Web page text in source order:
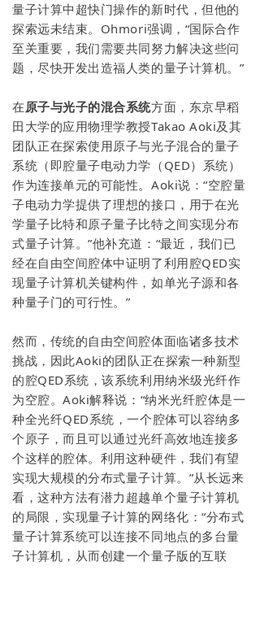
量子计算中超快门操作的新时代，但他的
探索远未结束。Ohmori强调，“国际合作
至关重要，我们需要共同努力解决这些问
题，尽快开发出造福人类的量子计算机。”
在原子与光子的混合系统方面，东京早稻
田大学的应用物理学教授Takao Aoki及其
团队正在探索使用原子与光子混合的量子
系统（即腔量子电动力学（QED）系统）
作为连接单元的可能性。Aoki说：“空腔量
子电动力学提供了理想的接口，用于在光
学量子比特和原子量子比特之间实现分布
式量子计算。”他补充道：“最近，我们已
经在自由空间腔体中证明了利用腔QED实
现量子计算机关键构件，如单光子源和各
种量子门的可行性。”
然而，传统的自由空间腔体面临诸多技术
挑战，因此Aoki的团队正在探索一种新型
的腔QED系统，该系统利用纳米级光纤作
为空腔。Aoki解释说：“纳米光纤腔体是一
种全光纤QED系统，一个腔体可以容纳多
个原子，而且可以通过光纤高效地连接多
个这样的腔体。利用这种硬件，我们有望
实现大规模的分布式量子计算。”从长远来
看，这种方法有潜力超越单个量子计算机
的局限，实现量子计算的网络化：“分布式
量子计算系统可以连接不同地点的多台量
子计算机，从而创建一个量子版的互联